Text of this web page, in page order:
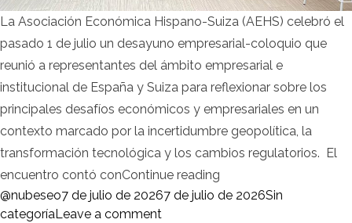
La Asociación Económica Hispano-Suiza (AEHS) celebró el
pasado 1 de julio un desayuno empresarial-coloquio que
reunió a representantes del ámbito empresarial e
institucional de España y Suiza para reflexionar sobre los
principales desafíos económicos y empresariales en un
contexto marcado por la incertidumbre geopolítica, la
transformación tecnológica y los cambios regulatorios. El
encuentro contó conContinue reading
Posted by
@nubeseo7 de julio de 20267 de julio de 2026Posted in
Sin
categoríaLeave a commenton La AEHS congrega a